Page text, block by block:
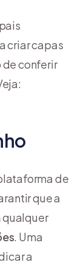
criar capas
de conferir
de
que a
qualquer
. Uma
a